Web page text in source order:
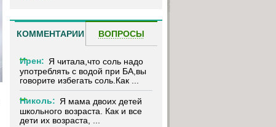
КОММЕНТАРИИ ВОПРОСЫ
Ирен: Я читала,что соль надо
употреблять с водой при БА,вы
говорите избегать соль.Как ...
Николь: Я мама двоих детей
школьного возраста. Как и все
дети их возраста, ...